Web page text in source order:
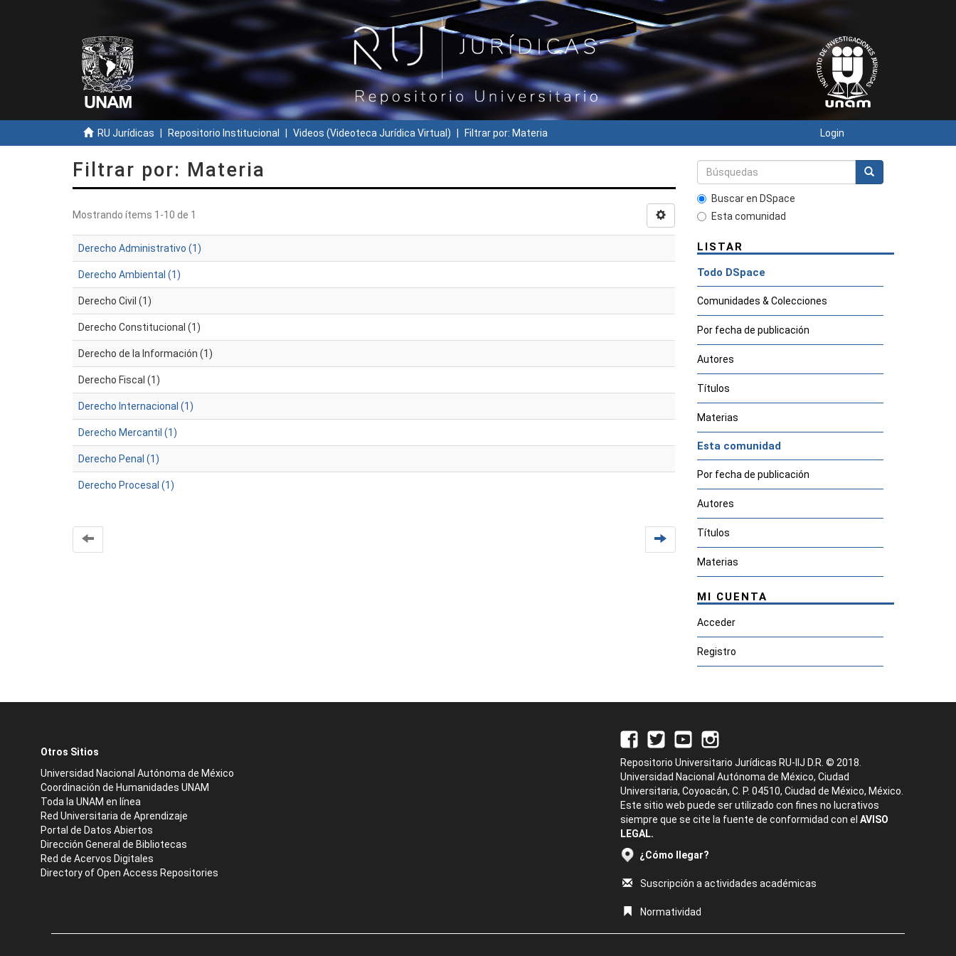
RU Jurídicas Repositorio Institucional Videos (Videoteca Jurídica Virtual) Filtrar por: Materia Login
Filtrar por: Materia
Mostrando ítems 1-10 de 1
Derecho Administrativo (1)
Derecho Ambiental (1)
Derecho Civil (1)
Derecho Constitucional (1)
Derecho de la Información (1)
Derecho Fiscal (1)
Derecho Internacional (1)
Derecho Mercantil (1)
Derecho Penal (1)
Derecho Procesal (1)
Buscar en DSpace
Esta comunidad
LISTAR
Todo DSpace
Comunidades & Colecciones
Por fecha de publicación
Autores
Títulos
Materias
Esta comunidad
Por fecha de publicación
Autores
Títulos
Materias
MI CUENTA
Acceder
Registro
Otros Sitios
Universidad Nacional Autónoma de México
Coordinación de Humanidades UNAM
Toda la UNAM en línea
Red Universitaria de Aprendizaje
Portal de Datos Abiertos
Dirección General de Bibliotecas
Red de Acervos Digitales
Directory of Open Access Repositories
Repositorio Universitario Jurídicas RU-IIJ D.R. © 2018.
Universidad Nacional Autónoma de México, Ciudad
Universitaria, Coyoacán, C. P. 04510, Ciudad de México, México.
Este sitio web puede ser utilizado con fines no lucrativos
siempre que se cite la fuente de conformidad con el AVISO
LEGAL.
¿Cómo llegar?
Suscripción a actividades académicas
Normatividad